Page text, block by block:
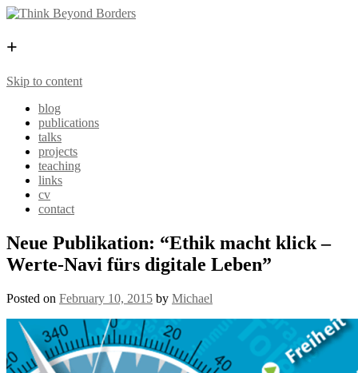
+
Skip to content
blog
publications
talks
projects
teaching
links
cv
contact
Neue Publikation: “Ethik macht klick –
Werte-Navi fürs digitale Leben”
Posted on February 10, 2015 by Michael